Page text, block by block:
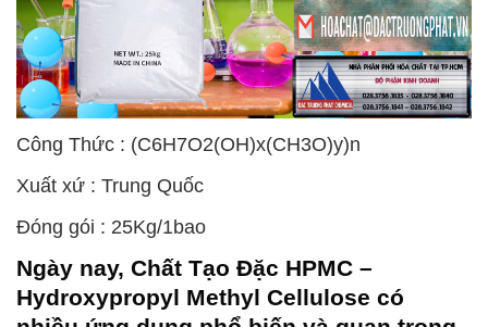
Công Thức : (C6H7O2(OH)x(CH3O)y)n
Xuất xứ : Trung Quốc
Đóng gói : 25Kg/1bao
Ngày nay, Chất Tạo Đặc HPMC –
Hydroxypropyl Methyl Cellulose có